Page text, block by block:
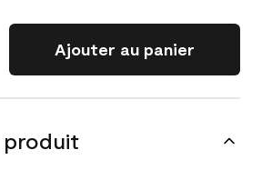
Ajouter au panier
produit